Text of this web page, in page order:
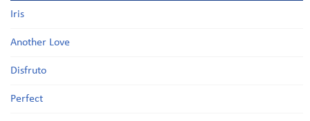
Iris
Another Love
Disfruto
Perfect